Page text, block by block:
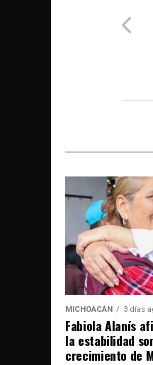
MICHOACÁN 3 días
Fabiola Alanís
la estabilidad
crecimiento de